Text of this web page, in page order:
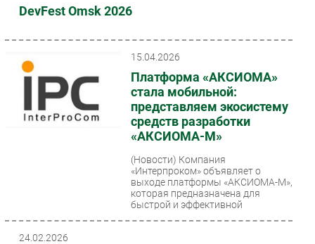
Интервью
IT класс
Тестовый стенд
Каталог компаний
DevFest Omsk 2026
15.04.2026
Платформа «АКСИОМА»
стала мобильной:
представляем экосистему
средств разработки
«АКСИОМА-М»
(Новости) Компания
«Интерпроком» объявляет о
выходе платформы «АКСИОМА-М»,
которая предназначена для
быстрой и эффективной
24.02.2026